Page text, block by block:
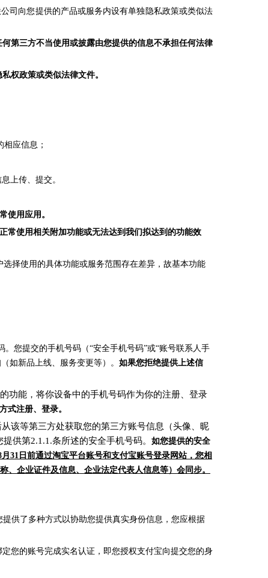
司向您提供的产品或服务内设有单独隐私政策或类似法
第三方不当使用或披露由您提供的信息不承担任何法律
权政策或类似法律文件。
应信息；
上传、提交。
使用应用。
常使用相关附加功能或无法达到我们拟达到的功能效
择使用的具体功能或服务范围存在差异，故基本功能
。您提交的手机号码（“安全手机号码”或“账号联系人手
如新品上线、服务变更等）。 如果您拒绝提供上述信
功能，将你设备中的手机号码作为你的注册、登录
式注册、登录。
该等第三方处获取您的第三方账号信息（头像、昵
供第2.1.1.条所述的安全手机号码。 如您提供的安全
31日前通过淘宝平台账号和支付宝账号登录网站，您相
企业证件及信息、企业法定代表人信息等）会同步。
供了多种方式以协助您提供真实身份信息，您应根据
您的账号完成实名认证，即您授权支付宝向提交您的身